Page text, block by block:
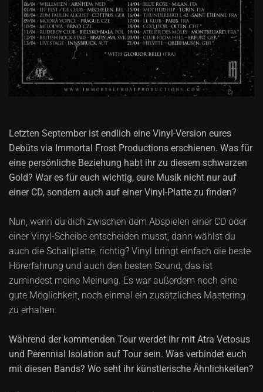
Letzten September ist endlich eine Vinyl-Version eures
Debüts via Immortal Frost Productions erschienen. Was für
eine persönliche Beziehung habt ihr zu diesem schwarzen
Gold? War es für euch wichtig, eure Musik nicht nur auf
einer CD, sondern auch auf einer Vinyl-Platte zu finden?
Nun, wenn du dich zwischen dem Abspielen einer CD oder
einer Vinyl-Scheibe entscheiden musst, dann wählst du
auch die Schallplatte, richtig? Vinyl bringt einfach die beste
Hörerfahrung und auch den besten Sound, das ist
zumindest meine Meinung. Es war außerdem noch eine
gute Möglichkeit, noch einmal ein zusätzliches Mastering
zu erhalten.
Während der kommenden Tour werdet ihr mit Atra Vetosus
und Perennial Isolation auf Tour sein. Was verbindet euch
mit diesen Bands? Wo seht ihr künstlerische Ähnlichkeiten?